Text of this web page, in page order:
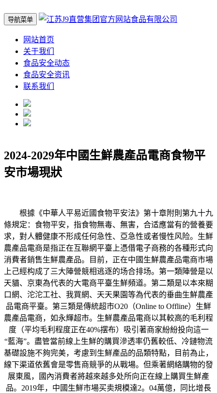
导航菜单
网站首页
关于我们
食品安全动态
食品安全资讯
联系我们
2024-2029年中國生鮮農產品電商食物平
安市場現狀
根據《中華人平易近國食物平安法》第十章附則第九十九
條規定：食物平安，指食物無毒、無害，合适應當有的營養要
求，對人體健康不形成任何急性、亞急性或者慢性风险。生鮮
農產品電商是指正在互聯網平臺上憑借電子商務的各種形式向
消費者銷售生鮮農產品。目前，正在中國生鮮農產品電商市場
上己經构成了三大陣營競相逃逐的场合排场。第一類陣營是以
天貓、京東為代表的大電商平臺生鮮頻道。第二類是以本來糊
口網、沱沱工社、我買網、天天果園等為代表的垂曲生鮮農產
品電商平臺。第三類是傳統超市O20（Online to Offline）生鮮
農產品電商，如永輝超市。生鮮農產品電商以其較高的毛利程
度（平均毛利程度正在40%摆布）吸引著商家紛紛投向這一
“藍海”。盡管當前線上生鮮的購買滲透率仍舊較低、冷鏈物流
基礎設施不夠完美，考慮到生鮮產品的品類特點，目前為止，
線下渠道依舊會是零售商競爭的从戰場。但乘著網絡購物的發
展東風，國內消費者將越來越多处所向正在線上購買生鮮產
品。2019年，中國生鮮市場买卖規模達2。04萬億，同比增長